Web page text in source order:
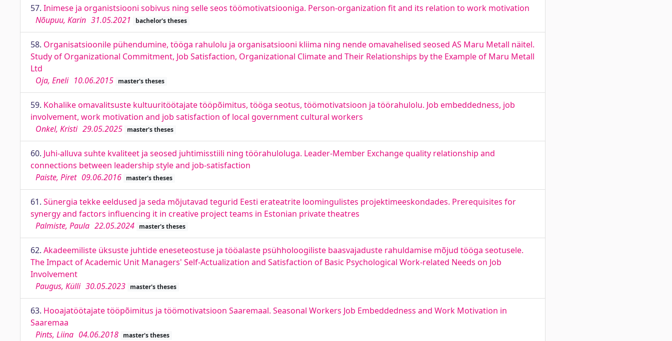
57. Inimese ja organistsiooni sobivus ning selle seos töömotivatsiooniga. Person-organization fit and its relation to work motivation
Nõupuu, Karin 31.05.2021 bachelor's theses
58. Organisatsioonile pühendumine, tööga rahulolu ja organisatsiooni kliima ning nende omavahelised seosed AS Maru Metall näitel.
Study of Organizational Commitment, Job Satisfaction, Organizational Climate and Their Relationships by the Example of Maru Metall
Ltd
Oja, Eneli 10.06.2015 master's theses
59. Kohalike omavalitsuste kultuuritöötajate tööpõimitus, tööga seotus, töömotivatsioon ja töörahulolu. Job embeddedness, job
involvement, work motivation and job satisfaction of local government cultural workers
Onkel, Kristi 29.05.2025 master's theses
60. Juhi-alluva suhte kvaliteet ja seosed juhtimisstiili ning töörahuloluga. Leader-Member Exchange quality relationship and
connections between leadership style and job-satisfaction
Paiste, Piret 09.06.2016 master's theses
61. Sünergia tekke eeldused ja seda mõjutavad tegurid Eesti erateatrite loomingulistes projektimeeskondades. Prerequisites for
synergy and factors influencing it in creative project teams in Estonian private theatres
Palmiste, Paula 22.05.2024 master's theses
62. Akadeemiliste üksuste juhtide eneseteostuse ja tööalaste psühholoogiliste baasvajaduste rahuldamise mõjud tööga seotusele.
The Impact of Academic Unit Managers' Self-Actualization and Satisfaction of Basic Psychological Work-related Needs on Job
Involvement
Paugus, Külli 30.05.2023 master's theses
63. Hooajatöötajate tööpõimitus ja töömotivatsioon Saaremaal. Seasonal Workers Job Embeddedness and Work Motivation in
Saaremaa
Pints, Liina 04.06.2018 master's theses